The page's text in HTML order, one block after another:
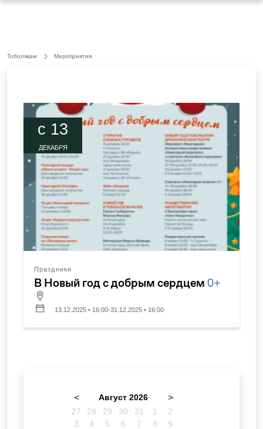
Тоболякам Мероприятия
c 13
ДЕКАБРЯ
Праздники
В Новый год с добрым сердцем 0+
13.12.2025 • 16:00-31.12.2025 • 16:00
< Август 2026 >
27 28 29 30 31 1
2
3
4 5 6 7 8
9